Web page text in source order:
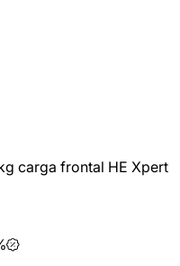
carga frontal HE Xpert